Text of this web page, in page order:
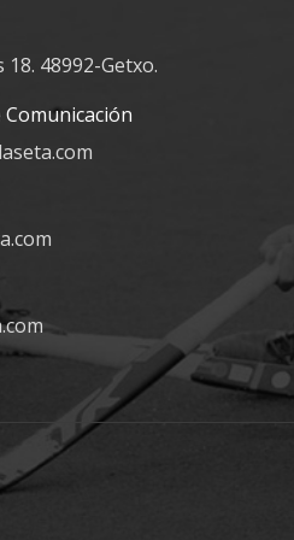
18. 48992-Getxo.